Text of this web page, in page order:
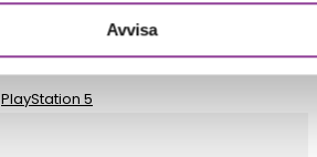
Avvisa
PlayStation 5